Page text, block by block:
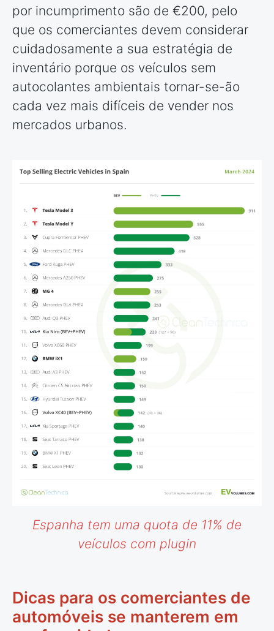
por incumprimento são de €200, pelo
que os comerciantes devem considerar
cuidadosamente a sua estratégia de
inventário porque os veículos sem
autocolantes ambientais tornar-se-ão
cada vez mais difíceis de vender nos
mercados urbanos.
Espanha tem uma quota de 11% de
veículos com plugin
Dicas para os comerciantes de
automóveis se manterem em